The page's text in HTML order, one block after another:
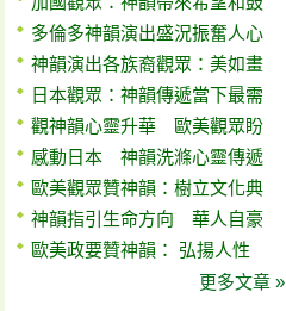
多倫多神韻演出盛況振奮人心
神韻演出各族裔觀眾：美如畫
日本觀眾：神韻傳遞當下最需
觀神韻心靈升華 歐美觀眾盼
感動日本 神韻洗滌心靈傳遞
歐美觀眾贊神韻：樹立文化典
神韻指引生命方向 華人自豪
歐美政要贊神韻： 弘揚人性
更多文章 »